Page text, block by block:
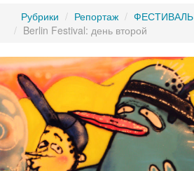
Рубрики Репортаж
ФЕСТИВАЛЬ
Berlin Festival: день второй